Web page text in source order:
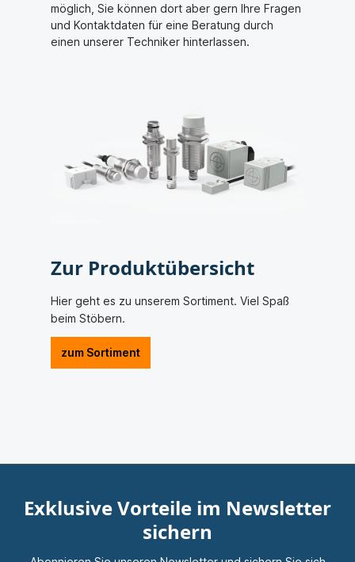
möglich, Sie können dort aber gern Ihre Fragen
und Kontaktdaten für eine Beratung durch
einen unserer Techniker hinterlassen.
Zur Produktübersicht
Hier geht es zu unserem Sortiment. Viel Spaß
beim Stöbern.
zum Sortiment
Exklusive Vorteile im Newsletter
sichern